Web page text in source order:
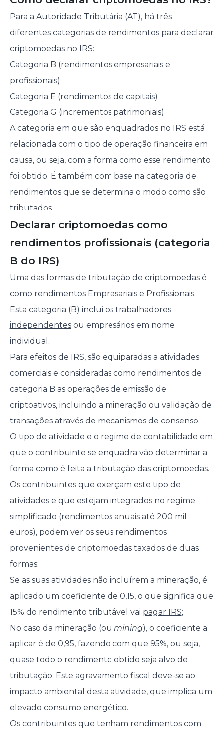
Para a Autoridade Tributária (AT), há três
diferentes categorias de rendimentospara declarar
criptomoedas no IRS:
Categoria B (rendimentos empresariais e
profissionais)
Categoria E (rendimentos de capitais)
Categoria G (incrementos patrimoniais)
A categoria em que são enquadrados no IRS está
relacionada com o tipo de operação financeira em
causa, ou seja, com a forma como esse rendimento
foi obtido. É também com base na categoria de
rendimentos que se determina o modo como são
tributados.
Declarar criptomoedas como
rendimentos profissionais (categoria
B do IRS)
Uma das formas de tributação de criptomoedas é
como rendimentos Empresariais e Profissionais.
Esta categoria (B) inclui os trabalhadores
independentesou empresários em nome
individual.
Para efeitos de IRS, são equiparadas a atividades
comerciais e consideradas como rendimentos de
categoria B as operações de emissão de
criptoativos, incluindo a mineração ou validação de
transações através de mecanismos de consenso.
O tipo de atividade e o regime de contabilidade em
que o contribuinte se enquadra vão determinar a
forma como é feita a tributação das criptomoedas.
Os contribuintes que exerçam este tipo de
atividades e que estejam integrados no regime
simplificado (rendimentos anuais até 200 mil
euros), podem ver os seus rendimentos
provenientes de criptomoedas taxados de duas
formas:
Se as suas atividades não incluírem a mineração, é
aplicado um coeficiente de 0,15, o que significa que
15% do rendimento tributável vai pagar IRS;
No caso da mineração (ou mining), o coeficiente a
aplicar é de 0,95, fazendo com que 95%, ou seja,
quase todo o rendimento obtido seja alvo de
tributação. Este agravamento fiscal deve-se ao
impacto ambiental desta atividade, que implica um
elevado consumo energético.
Os contribuintes que tenham rendimentos com